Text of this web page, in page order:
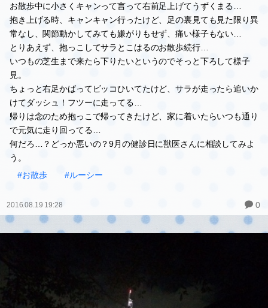
お散歩中に小さくキャンって言って右前足上げてうずくまる…
抱き上げる時、キャンキャン行ったけど、足の裏見ても見た限り異
常なし、関節動かしてみても嫌がりもせず、痛い様子もない…
とりあえず、抱っこしてサラとこはるのお散歩続行…
いつもの芝生まで来たら下りたいというのでそっと下ろして様子
見。
ちょっと右足かばってビッコひいてたけど、サラが走ったら追いか
けてダッシュ！フツーに走ってる…
帰りは念のため抱っこで帰ってきたけど、家に着いたらいつも通り
で元気に走り回ってる…
何だろ…？どっか悪いの？9月の健診日に獣医さんに相談してみよ
う。
#お散歩
#ルーシー
2016.08.19 19:28 0